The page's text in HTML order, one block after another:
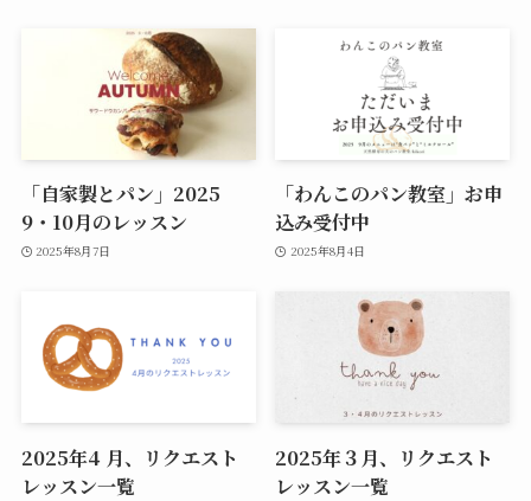
「自家製とパン」2025
9・10月のレッスン
2025年8月7日
「わんこのパン教室」お申
込み受付中
2025年8月4日
2025年4 月、リクエスト
レッスン一覧
2025年３月、リクエスト
レッスン一覧